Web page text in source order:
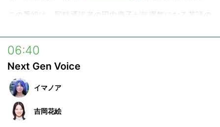
この番組は、同時通訳者の田中慶子が毎週気になる英語の
世界を揺るがす政治家、経営者の発言、グローバルで活躍
するアーティストやスポーツ選手のスピーチ、話題の映画
フレーズなどなど、私たちを取り巻くさまざまな英語フレ
ーズに着目し、その言葉の本質や、実用的な使い方などを
解説していきます。
06:40
Next Gen Voice
イマノア
吉岡花絵